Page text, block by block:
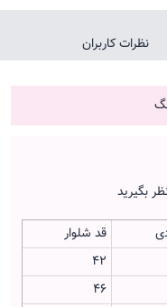
نظرات کاربران
بگیرید
قد شلوار
42
46